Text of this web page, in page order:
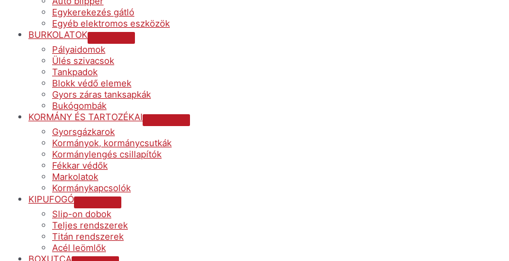
Egykerekezés gátló
Egyéb elektromos eszközök
BURKOLATOK
Menu
Pályaidomok
Ülés szivacsok
Tankpadok
Blokk védő elemek
Gyors záras tanksapkák
Bukógombák
KORMÁNY ÉS TARTOZÉKAI
Menu
Gyorsgázkarok
Kormányok, kormánycsutkák
Kormánylengés csillapítók
Fékkar védők
Markolatok
Kormánykapcsolók
KIPUFOGÓ
Menu
Toggle
Slip-on dobok
Teljes rendszerek
Titán rendszerek
Acél leömlők